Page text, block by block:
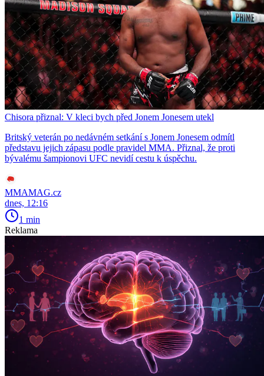
Chisora přiznal: V kleci bych před Jonem Jonesem utekl
Britský veterán po nedávném setkání s Jonem Jonesem odmítl
představu jejich zápasu podle pravidel MMA. Přiznal, že proti
bývalému šampionovi UFC nevidí cestu k úspěchu.
MMAMAG.cz
dnes, 12:16
1 min
Reklama